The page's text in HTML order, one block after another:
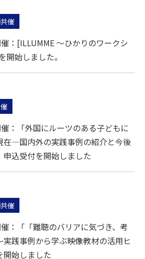
催
：[ILLUMME ～ひかりのワークシ
開始しました。
：「外国にルーツのある子どもに
在―国内外の実践事例の紹介と今後
込受付を開始しました
催
：「「難聴のバリアに気づき、考
実践事例から学ぶ映像教材の活用ヒ
開始しました